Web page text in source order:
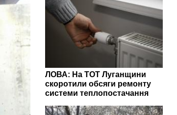
ЛОВА: На ТОТ Луганщини
скоротили обсяги ремонту
системи теплопостачання